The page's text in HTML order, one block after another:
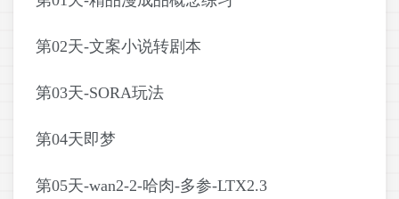
第02天-文案小说转剧本
第03天-SORA玩法
第04天即梦
第05天-wan2-2-哈肉-多参-LTX2.3